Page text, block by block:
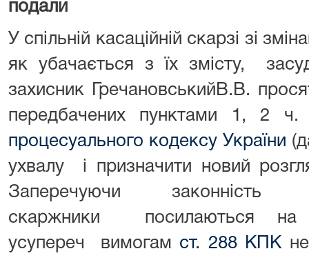
подали
У спільній касаційній скарзі зі
як убачається з їх змісту,
захисник ГречановськийВ.В.
передбачених пунктами 1, 2
процесуального кодексу України
ухвалу і призначити новий
Заперечуючи законність
скаржники посилаються
усупереч вимогам ст. 288 КПКне